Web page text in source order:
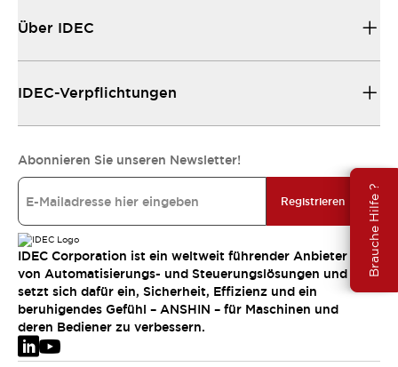
Brauche Hilfe ?
Über IDEC
IDEC-Verpflichtungen
Abonnieren Sie unseren Newsletter!
Registrieren
IDEC Corporation ist ein weltweit führender Anbieter
von Automatisierungs- und Steuerungslösungen und
setzt sich dafür ein, Sicherheit, Effizienz und ein
beruhigendes Gefühl – ANSHIN – für Maschinen und
deren Bediener zu verbessern.